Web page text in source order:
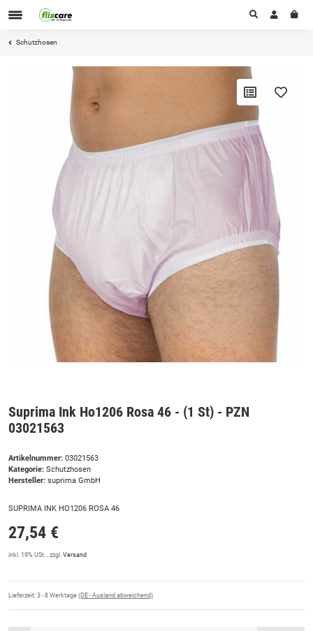
Schutzhosen
Suprima Ink Ho1206 Rosa 46 - (1 St) - PZN
03021563
Artikelnummer: 03021563
Kategorie: Schutzhosen
Hersteller: suprima GmbH
SUPRIMA INK HO1206 ROSA 46
27,54 €
inkl. 19% USt. , zzgl. Versand
Lieferzeit: 3 - 8 Werktage (DE - Ausland abweichend)